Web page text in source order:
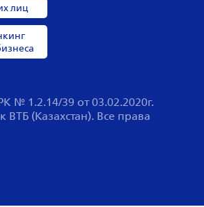
лиц
№ 1.2.14/39 от 03.02.2020г.
(Казахстан). Все права